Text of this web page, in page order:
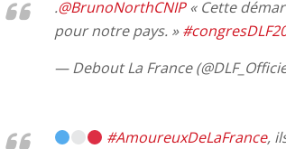
.@BrunoNorthCNIP« Cette
pour notre pays. »
— Debout La France
#AmoureuxDeLaFrance,